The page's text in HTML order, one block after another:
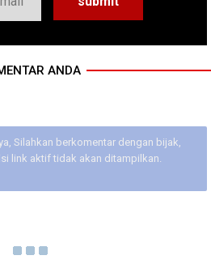
ANDA
Silahkan berkomentar dengan bijak,
link aktif tidak akan ditampilkan.